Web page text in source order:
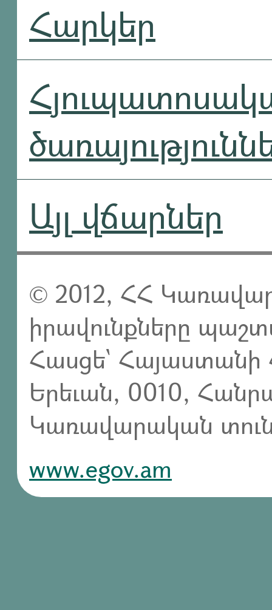
Հարկեր
Այլ վճարներ
© 2012, ՀՀ
իրավունքները
Հասցե` Հայաստանի
Երեւան, 0010,
Կառավարական
www.egov.am